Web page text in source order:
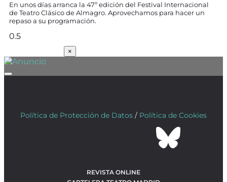
En unos días arranca la 47º edición del Festival Internacional
de Teatro Clásico de Almagro. Aprovechamos para hacer un
repaso a su programación.
×
Política de Protección de Datos / Política de Cookies
REVISTA ONLINE